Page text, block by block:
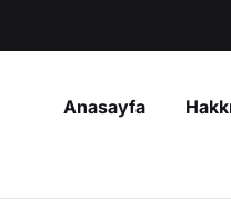
Anasayfa